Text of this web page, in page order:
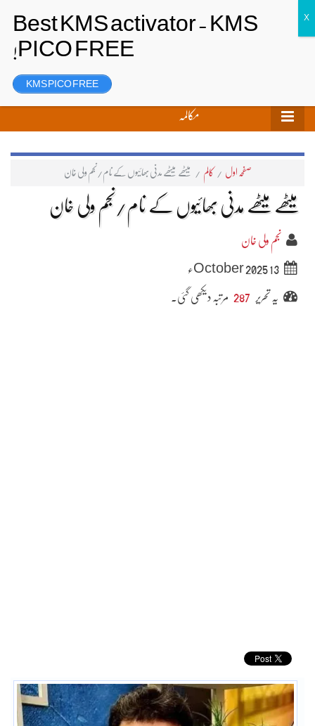
رجسٹر
مکالمہ
صفحہ اول / کالم / میٹھے میٹھے مدنی بھائیوں کے نام/نجم ولی خان
میٹھے میٹھے مدنی بھائیوں کے نام/نجم ولی خان
نجم ولی خان
13 October 2025ء
یہ تحریر 287 مرتبہ دیکھی گئی۔
KMS PICO FREE